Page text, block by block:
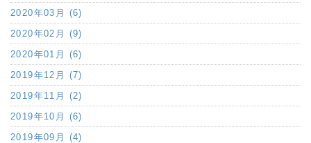
2020年03月 (6)
2020年02月 (9)
2020年01月 (6)
2019年12月 (7)
2019年11月 (2)
2019年10月 (6)
2019年09月 (4)